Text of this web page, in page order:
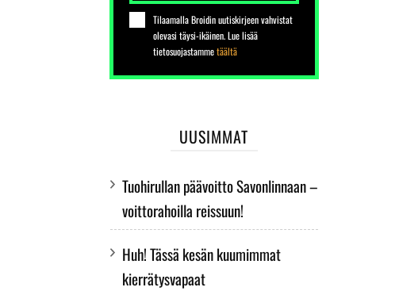
Tilaamalla Broidin uutiskirjeen vahvistat
olevasi täysi-ikäinen. Lue lisää
tietosuojastammetäältä
UUSIMMAT
Tuohirullan päävoitto Savonlinnaan –
voittorahoilla reissuun!
Huh! Tässä kesän kuumimmat
kierrätysvapaat